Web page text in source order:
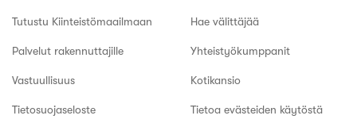
Tutustu Kiinteistömaailmaan
Palvelut rakennuttajille
Vastuullisuus
Tietosuojaseloste
Hae välittäjää
Yhteistyökumppanit
Kotikansio
Tietoa evästeiden käytöstä